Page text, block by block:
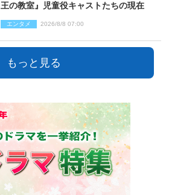
王の教室』児童役キャストたちの現在
エンタメ 2026/8/8 07:00
もっと見る